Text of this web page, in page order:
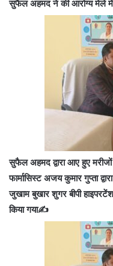
सुफैल अहमद ने की आरोग्य मेले में
सुफैल अहमद द्वारा आए हुए मरीजों
फार्मासिस्ट अजय कुमार गुप्ता
जुखाम बुखार शुगर बीपी
किया गया✍️